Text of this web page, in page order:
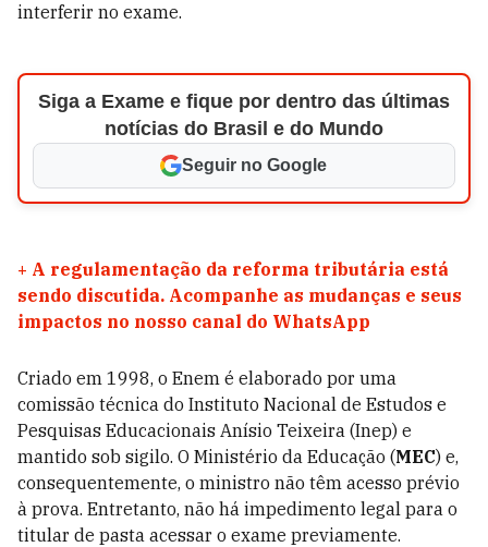
interferir no exame.
Siga a Exame e fique por dentro das últimas
notícias do Brasil e do Mundo
Seguir no Google
+ A regulamentação da reforma tributária está
sendo discutida. Acompanhe as mudanças e seus
impactos no nosso canal do WhatsApp
Criado em 1998, o Enem é elaborado por uma
comissão técnica do Instituto Nacional de Estudos e
Pesquisas Educacionais Anísio Teixeira (Inep) e
mantido sob sigilo. O Ministério da Educação (MEC) e,
consequentemente, o ministro não têm acesso prévio
à prova. Entretanto, não há impedimento legal para o
titular de pasta acessar o exame previamente.